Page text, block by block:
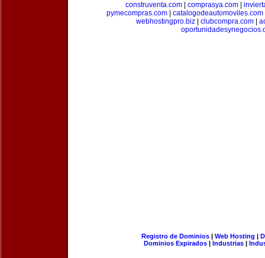
construventa.com| comprasya.com|
pymecompras.com| catalogodeautomoviles.com
webhostingpro.biz| clubcompra.com|
Registro de Dominios| Web Hosting |
Dominios Expirados | Industrias |